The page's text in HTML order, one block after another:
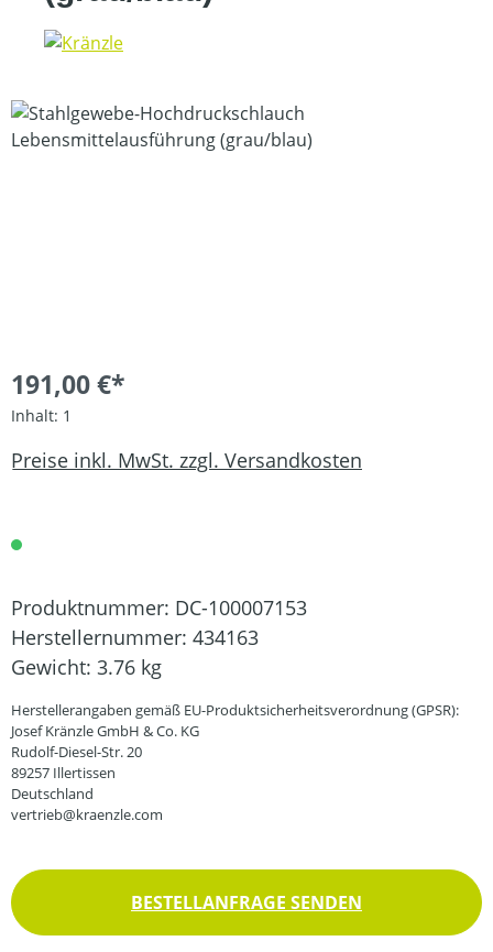
Bildergalerie überspringen
191,00 €*
Inhalt: 1
Preise inkl. MwSt. zzgl. Versandkosten
Produktnummer: DC-100007153
Herstellernummer: 434163
Gewicht: 3.76 kg
Herstellerangaben gemäß EU-Produktsicherheitsverordnung (GPSR):
Josef Kränzle GmbH & Co. KG
Rudolf-Diesel-Str. 20
89257 Illertissen
Deutschland
vertrieb@kraenzle.com
BESTELLANFRAGE SENDEN